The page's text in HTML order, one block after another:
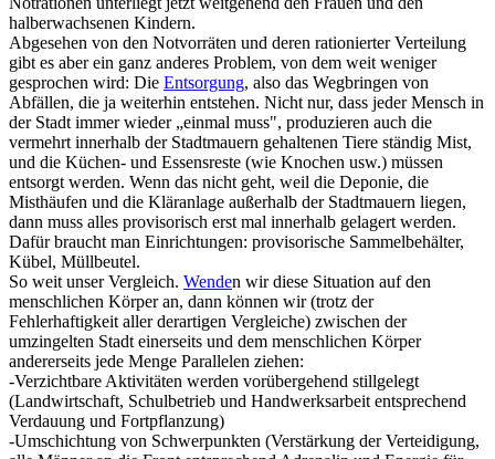
halberwachsenen Kindern.
Abgesehen von den Notvorräten und deren rationierter Verteilung
gibt es aber ein ganz anderes Problem, von dem weit weniger
gesprochen wird: Die Entsorgung, also das Wegbringen von
Abfällen, die ja weiterhin entstehen. Nicht nur, dass jeder Mensch in
der Stadt immer wieder „einmal muss", produzieren auch die
vermehrt innerhalb der Stadtmauern gehaltenen Tiere ständig Mist,
und die Küchen- und Essensreste (wie Knochen usw.) müssen
entsorgt werden. Wenn das nicht geht, weil die Deponie, die
Misthäufen und die Kläranlage außerhalb der Stadtmauern liegen,
dann muss alles provisorisch erst mal innerhalb gelagert werden.
Dafür braucht man Einrichtungen: provisorische Sammelbehälter,
Kübel, Müllbeutel.
So weit unser Vergleich. Wenden wir diese Situation auf den
menschlichen Körper an, dann können wir (trotz der
Fehlerhaftigkeit aller derartigen Vergleiche) zwischen der
umzingelten Stadt einerseits und dem menschlichen Körper
andererseits jede Menge Parallelen ziehen:
-Verzichtbare Aktivitäten werden vorübergehend stillgelegt
(Landwirtschaft, Schulbetrieb und Handwerksarbeit entsprechend
Verdauung und Fortpflanzung)
-Umschichtung von Schwerpunkten (Verstärkung der Verteidigung,